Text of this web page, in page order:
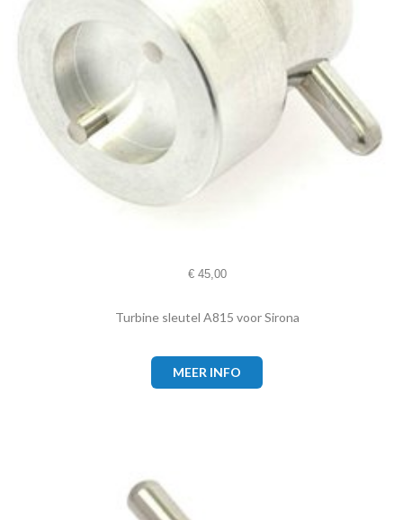
€45,00
Turbine sleutel A815 voor Sirona
MEER INFO